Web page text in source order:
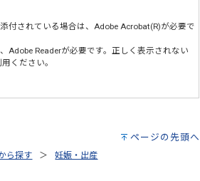
付されている場合は、Adobe Acrobat(R)が必要で
Adobe Readerが必要です。正しく表示されない
ください。
ページの先頭へ
ら探す
妊娠・出産